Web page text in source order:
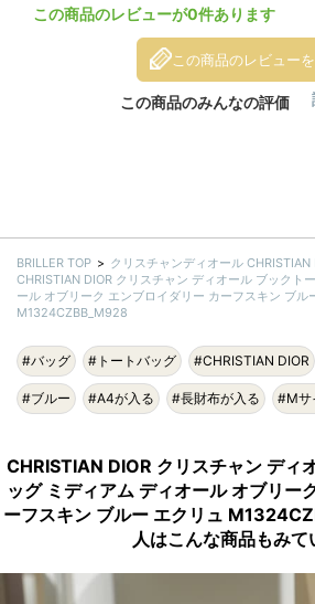
この商品のレビューが0件あります
この商品のレビューを
この商品のみんなの評価
BRILLER TOP
クリスチャンディオール CHRISTIAN
CHRISTIAN DIOR クリスチャン ディオール ブックト
ール オブリーク エンブロイダリー カーフスキン ブル
M1324CZBB_M928
#バッグ #トートバッグ #CHRISTIAN DIOR
#ブルー #A4が入る #長財布が入る #Mサ
CHRISTIAN DIOR クリスチャン ディ
ッグ ミディアム ディオール オブリー
ーフスキン ブルー エクリュ
人はこんな商品もみて